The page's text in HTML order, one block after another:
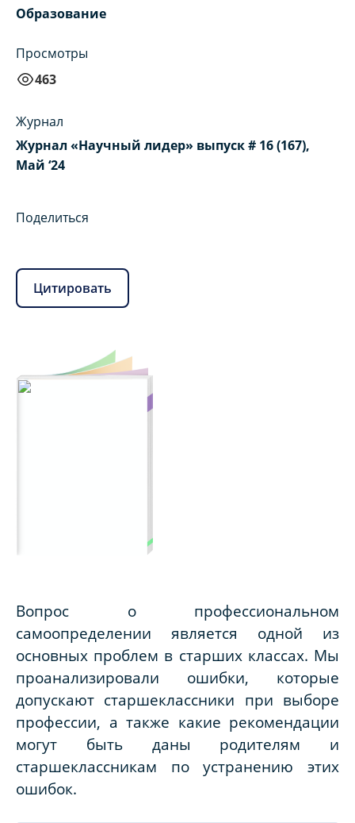
Образование
Просмотры
463
Журнал
Журнал «Научный лидер» выпуск # 16 (167),
Май ‘24
Поделиться
Цитировать
Вопрос о профессиональном
самоопределении является одной из
основных проблем в старших классах. Мы
проанализировали ошибки, которые
допускают старшеклассники при выборе
профессии, а также какие рекомендации
могут быть даны родителям и
старшеклассникам по устранению этих
ошибок.